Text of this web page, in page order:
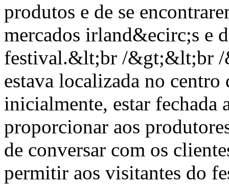
produtos e de se
mercados irland&ecirc;s e
festival.&lt;br /&gt;&lt;br /
estava localizada no centro
inicialmente, estar fechada
proporcionar aos
de conversar com os
permitir aos visitantes do